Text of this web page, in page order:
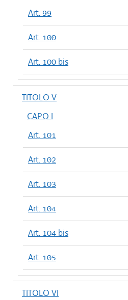
Art. 99
Art. 100
Art. 100 bis
TITOLO V
CAPO I
Art. 101
Art. 102
Art. 103
Art. 104
Art. 104 bis
Art. 105
TITOLO VI